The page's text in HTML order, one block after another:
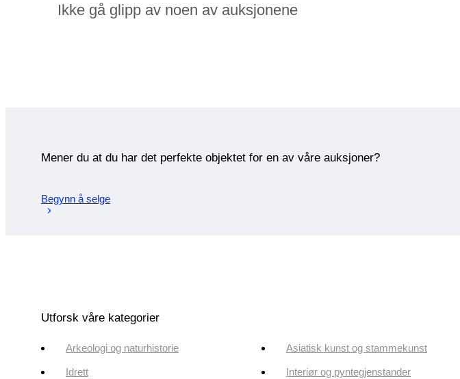
Ikke gå glipp av noen av auksjonene
Mener du at du har det perfekte objektet for en av våre auksjoner?
Begynn å selge
Utforsk våre kategorier
Arkeologi og naturhistorie Asiatisk kunst og stammekunst
Idrett Interiør og pyntegjenstander